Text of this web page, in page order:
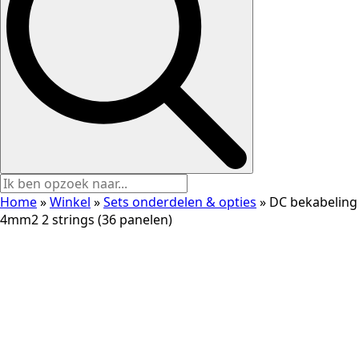
Home»Winkel »Sets onderdelen & opties » DC bekabeling
4mm2 2 strings (36 panelen)